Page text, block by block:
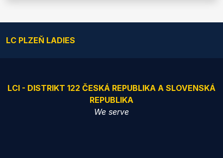
LC PLZEŇ LADIES
LCI - DISTRIKT 122 ČESKÁ REPUBLIKA A SLOVENSKÁ
REPUBLIKA
We serve